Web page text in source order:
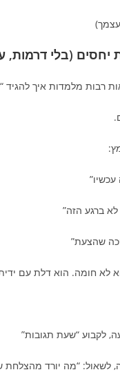
יחסים (בלי דרמות,
רבות מלמדות איך להגיד
עכשיו”
ברגע הזה”
שהצעת”
לא חומה. הוא דלת עם
לקבוע “שעת תגובות”
לשאול: “מה יורד מהצלחת